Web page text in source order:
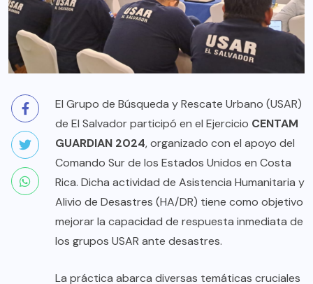
El Grupo de Búsqueda y Rescate Urbano (USAR)
de El Salvador participó en el Ejercicio CENTAM
GUARDIAN 2024, organizado con el apoyo del
Comando Sur de los Estados Unidos en Costa
Rica. Dicha actividad de Asistencia Humanitaria y
Alivio de Desastres (HA/DR) tiene como objetivo
mejorar la capacidad de respuesta inmediata de
los grupos USAR ante desastres.
La práctica abarca diversas temáticas cruciales